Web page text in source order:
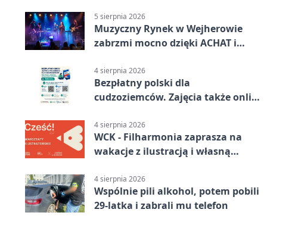
5 sierpnia 2026
Muzyczny Rynek w Wejherowie
zabrzmi mocno dzięki ACHAT i
4 sierpnia 2026
Bezpłatny polski dla
cudzoziemców. Zajęcia także online
4 sierpnia 2026
WCK - Filharmonia zaprasza na
wakacje z ilustracją i własną
4 sierpnia 2026
Wspólnie pili alkohol, potem pobili
29-latka i zabrali mu telefon